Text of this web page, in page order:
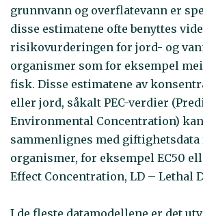
grunnvann og overflatevann er
disse estimatene ofte benyttes
risikovurderingen for jord- og
organismer som for eksempel
fisk. Disse estimatene av
eller jord, såkalt PEC-verdier
Environmental Concentration)
sammenlignes med
organismer, for eksempel EC50
Effect Concentration, LD – Lethal